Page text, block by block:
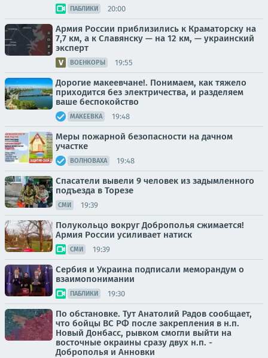
ПАБЛИКИ 20:00
Армия России приблизились к Краматорску на
7,7 км, а к Славянску — на 12 км, — украинский
эксперт
ВОЕНКОРЫ 19:55
Дорогие макеевчане!. Понимаем, как тяжело
приходится без электричества, и разделяем
ваше беспокойство
МАКЕЕВКА 19:48
Меры пожарной безопасности на дачном
участке
ВОЛНОВАХА 19:48
Спасатели вывели 9 человек из задымленного
подъезда в Торезе
СМИ 19:39
Полукольцо вокруг Доброполья сжимается!
Армия России усиливает натиск
СМИ 19:39
Сербия и Украина подписали меморандум о
взаимопонимании
ПАБЛИКИ 19:30
По обстановке. Тут Анатолий Радов сообщает,
что бойцы ВС РФ после закрепления в н.п.
Новый Донбасс, рывком смогли выйти на
восточные окраины сразу двух н.п. -
Доброполья и Анновки